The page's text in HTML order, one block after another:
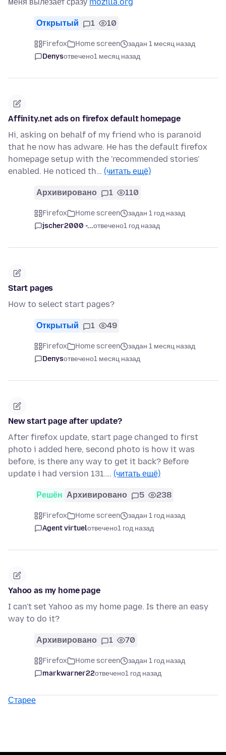
меня вылезает сразу mozilla.org
Открытый 1 10
Firefox Home screen
задан 1 месяц назад
Denysотвечено1 месяц назад
Affinity.net ads on firefox default homepage
Hi, asking on behalf of my friend who is paranoid
that he now has adware. He has the default firefox
homepage setup with the 'recommended stories'
enabled. He noticed th… (читать ещё)
Архивировано 1 110
Firefox Home screen
задан 1 год назад
jscher2000 -...отвечено1 год назад
Start pages
How to select start pages?
Открытый 1 49
Firefox Home screen
задан 1 месяц назад
Denysотвечено1 месяц назад
New start page after update?
After firefox update, start page changed to first
photo i added here, second photo is how it was
before, is there any way to get it back? Before
update i had version 131.… (читать ещё)
Решён Архивировано 5 238
Firefox Home screen
задан 1 год назад
Agent virtuelотвечено1 год назад
Yahoo as my home page
I can't set Yahoo as my home page. Is there an easy
way to do it?
Архивировано 1 70
Firefox Home screen
задан 1 год назад
markwarner22отвечено1 год назад
Старее